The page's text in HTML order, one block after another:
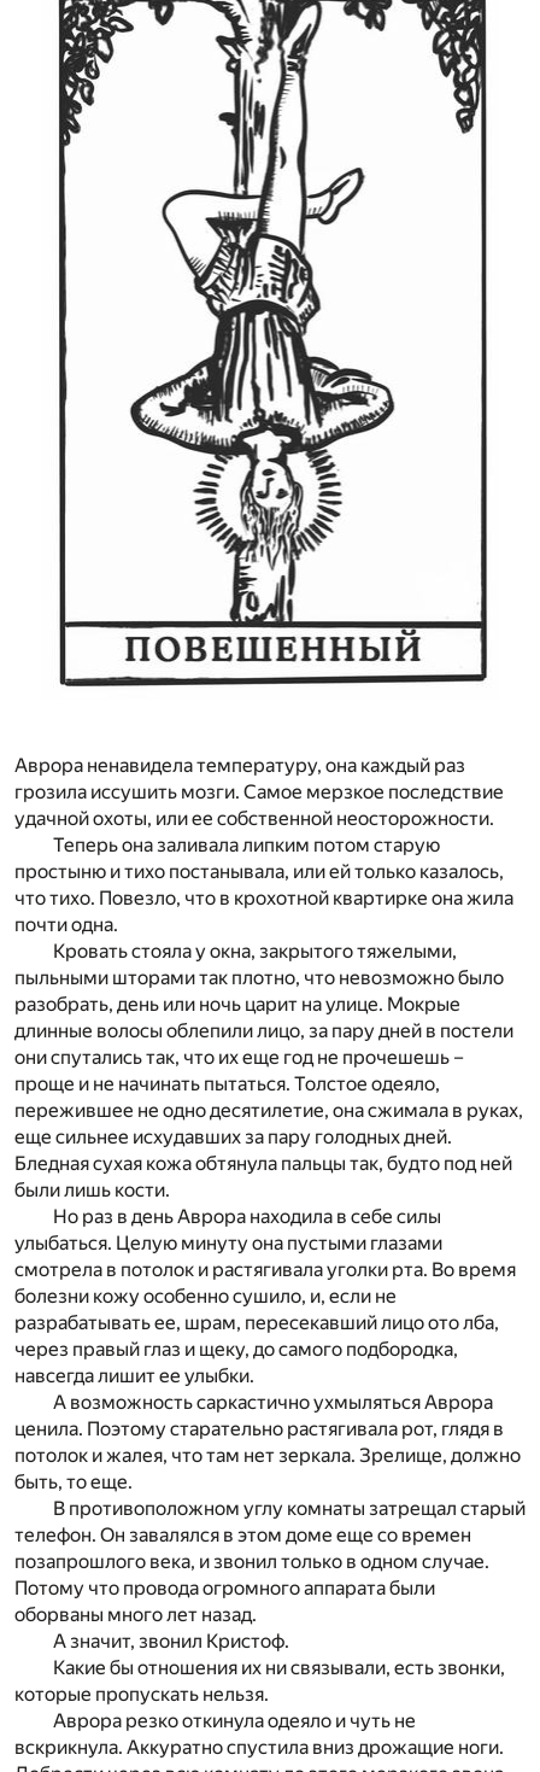
Аврора ненавидела температуру, она каждый раз
грозила иссушить мозги. Самое мерзкое последствие
удачной охоты, или ее собственной неосторожности.
Теперь она заливала липким потом старую
простыню и тихо постанывала, или ей только казалось,
что тихо. Повезло, что в крохотной квартирке она жила
почти одна.
Кровать стояла у окна, закрытого тяжелыми,
пыльными шторами так плотно, что невозможно было
разобрать, день или ночь царит на улице. Мокрые
длинные волосы облепили лицо, за пару дней в постели
они спутались так, что их еще год не прочешешь –
проще и не начинать пытаться. Толстое одеяло,
пережившее не одно десятилетие, она сжимала в руках,
еще сильнее исхудавших за пару голодных дней.
Бледная сухая кожа обтянула пальцы так, будто под ней
были лишь кости.
Но раз в день Аврора находила в себе силы
улыбаться. Целую минуту она пустыми глазами
смотрела в потолок и растягивала уголки рта. Во время
болезни кожу особенно сушило, и, если не
разрабатывать ее, шрам, пересекавший лицо ото лба,
через правый глаз и щеку, до самого подбородка,
навсегда лишит ее улыбки.
А возможность саркастично ухмыляться Аврора
ценила. Поэтому старательно растягивала рот, глядя в
потолок и жалея, что там нет зеркала. Зрелище, должно
быть, то еще.
В противоположном углу комнаты затрещал старый
телефон. Он завалялся в этом доме еще со времен
позапрошлого века, и звонил только в одном случае.
Потому что провода огромного аппарата были
оборваны много лет назад.
А значит, звонил Кристоф.
Какие бы отношения их ни связывали, есть звонки,
которые пропускать нельзя.
Аврора резко откинула одеяло и чуть не
вскрикнула. Аккуратно спустила вниз дрожащие ноги.